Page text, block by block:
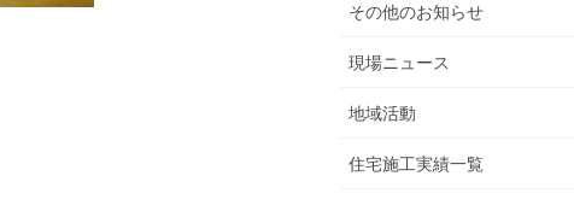
その他のお知らせ
現場ニュース
地域活動
住宅施工実績一覧